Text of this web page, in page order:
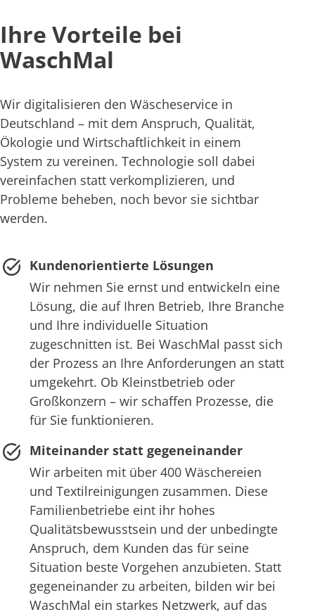
Ihre Vorteile bei
WaschMal
Wir digitalisieren den Wäscheservice in
Deutschland – mit dem Anspruch, Qualität,
Ökologie und Wirtschaftlichkeit in einem
System zu vereinen. Technologie soll dabei
vereinfachen statt verkomplizieren, und
Probleme beheben, noch bevor sie sichtbar
werden.
Kundenorientierte Lösungen
Wir nehmen Sie ernst und entwickeln eine
Lösung, die auf Ihren Betrieb, Ihre Branche
und Ihre individuelle Situation
zugeschnitten ist. Bei WaschMal passt sich
der Prozess an Ihre Anforderungen an statt
umgekehrt. Ob Kleinstbetrieb oder
Großkonzern – wir schaffen Prozesse, die
für Sie funktionieren.
Miteinander statt gegeneinander
Wir arbeiten mit über 400 Wäschereien
und Textilreinigungen zusammen. Diese
Familienbetriebe eint ihr hohes
Qualitätsbewusstsein und der unbedingte
Anspruch, dem Kunden das für seine
Situation beste Vorgehen anzubieten. Statt
gegeneinander zu arbeiten, bilden wir bei
WaschMal ein starkes Netzwerk, auf das